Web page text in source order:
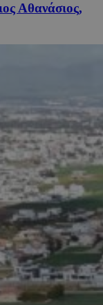
Αθανάσιος,